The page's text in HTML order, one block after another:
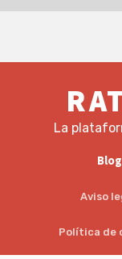
La
Blog
Aviso
Política de